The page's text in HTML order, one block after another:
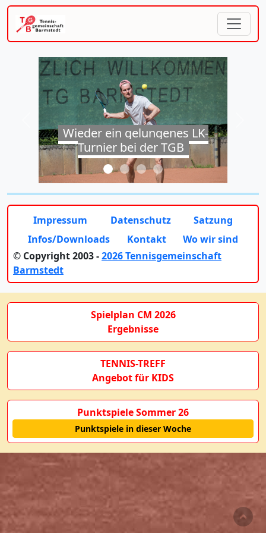
Wieder ein gelungenes LK-
Turnier bei der TGB
Previous
Impressum Datenschutz
Satzung
Infos/Downloads
Kontakt
Wo wir sind
© Copyright 2003 -2026 Tennisgemeinschaft
Barmstedt
Spielplan CM 2026
Ergebnisse
TENNIS-TREFF
Angebot für KIDS
Punktspiele Sommer 26
Punktspiele in dieser Woche